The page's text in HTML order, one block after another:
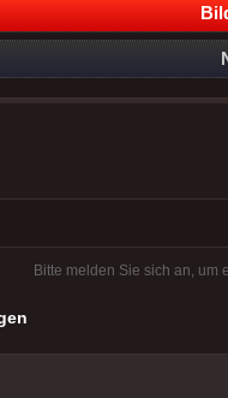
Bitte melden Sie sich an, um